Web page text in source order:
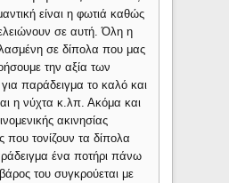
είναι η φωτιά καθώς
σε αυτή. Όλη η
σε δίπολα που μας
την αξία των
παράδειγμα το καλό και
η νύχτα κ.λπ. Ακόμα και
ακινησίας
που τονίζουν τα δίπολα
ένα ποτήρι πάνω
του συγκρούεται με